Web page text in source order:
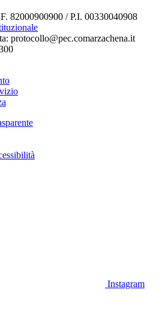
82000900900 / P.I. 00330040908
protocollo@pec.comarzachena.it
Instagram